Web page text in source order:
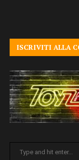
ISCRIVITI ALLA